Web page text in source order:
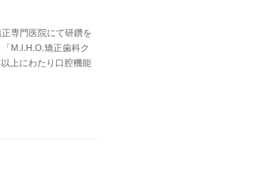
専門医院にて研鑽を
M.I.H.O.矯正歯科ク
上にわたり口腔機能